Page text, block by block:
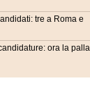
tre a Roma e
ora la palla